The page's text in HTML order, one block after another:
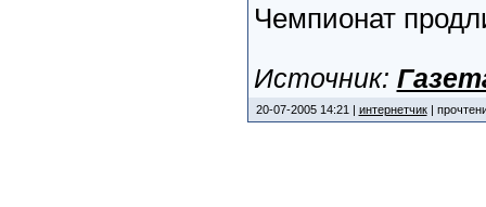
Чемпионат
Источник:
20-07-2005 14:21 | интернетчик|